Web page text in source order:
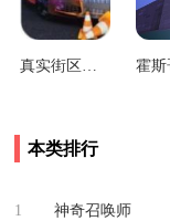
真实街区停车
本类排行
1 神奇召唤师